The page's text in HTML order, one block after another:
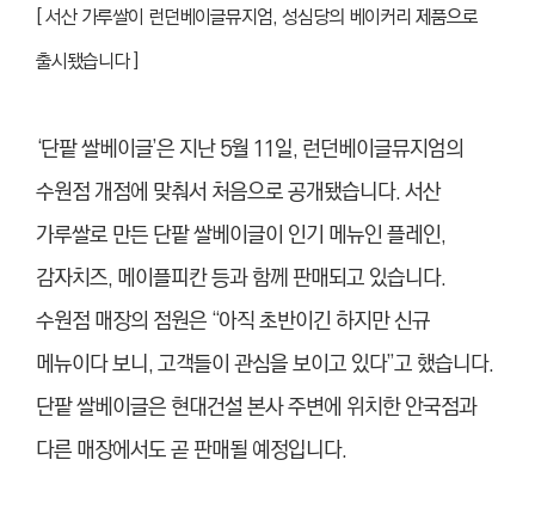
[ 서산 가루쌀이 런던베이글뮤지엄, 성심당의 베이커리 제품으로
출시됐습니다 ]
‘단팥 쌀베이글’은 지난 5월 11일, 런던베이글뮤지엄의
수원점 개점에 맞춰서 처음으로 공개됐습니다. 서산
가루쌀로 만든 단팥 쌀베이글이 인기 메뉴인 플레인,
감자치즈, 메이플피칸 등과 함께 판매되고 있습니다.
수원점 매장의 점원은 “아직 초반이긴 하지만 신규
메뉴이다 보니, 고객들이 관심을 보이고 있다”고 했습니다.
단팥 쌀베이글은 현대건설 본사 주변에 위치한 안국점과
다른 매장에서도 곧 판매될 예정입니다.